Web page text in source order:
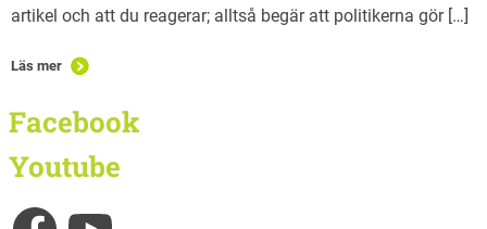
artikel och att du reagerar; alltså begär att politikerna gör […]
Läs mer
Facebook
Youtube